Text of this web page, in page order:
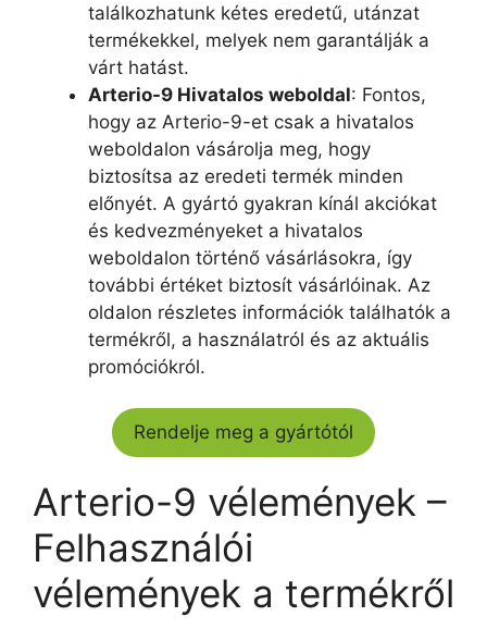
találkozhatunk kétes eredetű, utánzat
termékekkel, melyek nem garantálják a
várt hatást.
Arterio-9 Hivatalos weboldal: Fontos,
hogy az Arterio-9-et csak a hivatalos
weboldalon vásárolja meg, hogy
biztosítsa az eredeti termék minden
előnyét. A gyártó gyakran kínál akciókat
és kedvezményeket a hivatalos
weboldalon történő vásárlásokra, így
további értéket biztosít vásárlóinak. Az
oldalon részletes információk találhatók a
termékről, a használatról és az aktuális
promóciókról.
Rendelje meg a gyártótól
Arterio-9 vélemények –
Felhasználói
vélemények a termékről